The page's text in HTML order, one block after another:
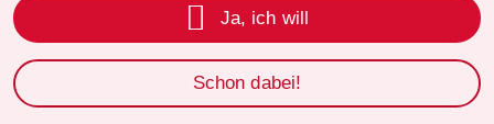
einloggen
 Ja, ich will
Schon dabei!